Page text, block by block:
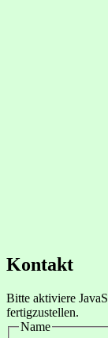
Kontakt
Bitte aktiviere
fertigzustellen.
Name